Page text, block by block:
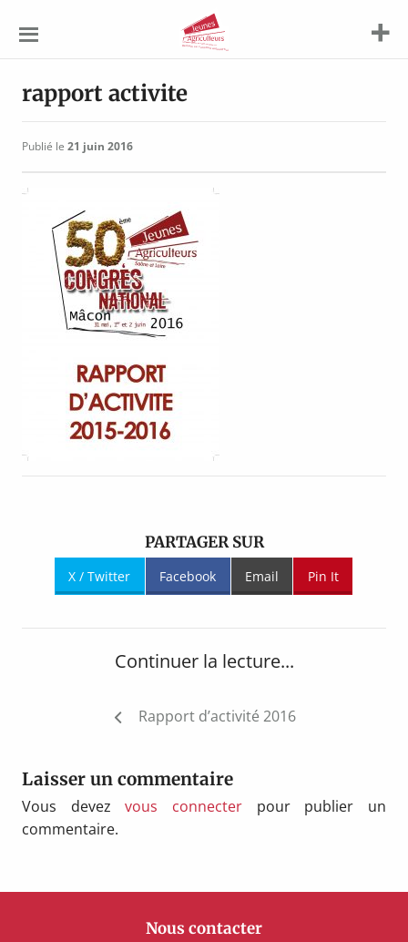
Agriculteurs
rapport activite
Publié le 21 juin 2016
PARTAGER SUR
X / Twitter Facebook Email Pin It
Continuer la lecture...
Navigation
l’article
Rapport d’activité 2016
Laisser un commentaire
Vous devezvous connecter pour publier un
commentaire.
Nous contacter